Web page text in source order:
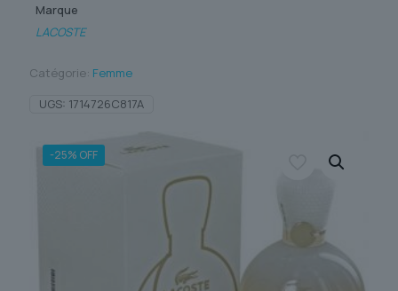
-25% OFF
Marque
LACOSTE
Catégorie: Femme
UGS: 1714726C817A